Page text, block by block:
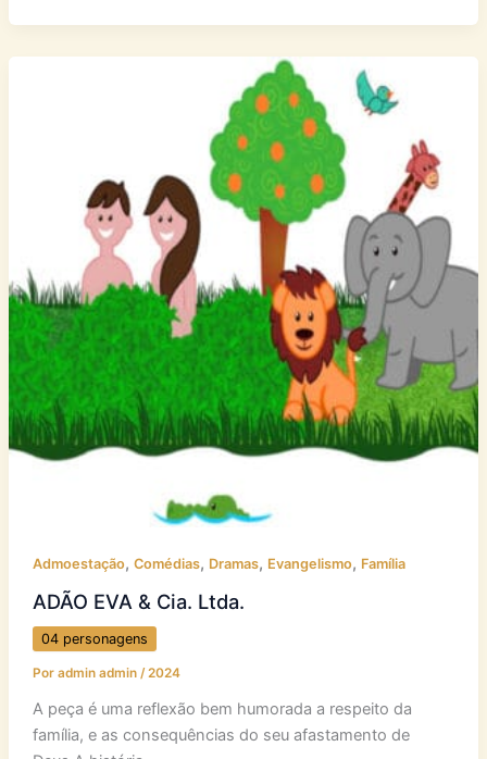
Admoestação, Comédias, Dramas, Evangelismo, Família
ADÃO EVA & Cia. Ltda.
04 personagens
Por admin admin /2024
A peça é uma reflexão bem humorada a respeito da
família, e as consequências do seu afastamento de